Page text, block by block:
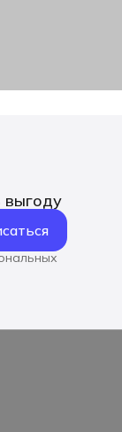
выгоду